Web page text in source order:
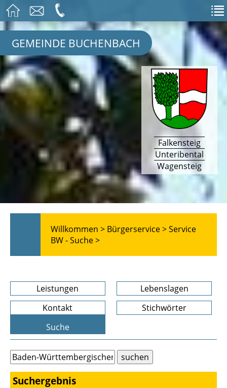
GEMEINDE BUCHENBACH
Falkensteig
Unteribental
Wagensteig
Willkommen > Bürgerservice >Service
BW - Suche >
Leistungen
Lebenslagen
Kontakt
Stichwörter
Suche
Suchergebnis